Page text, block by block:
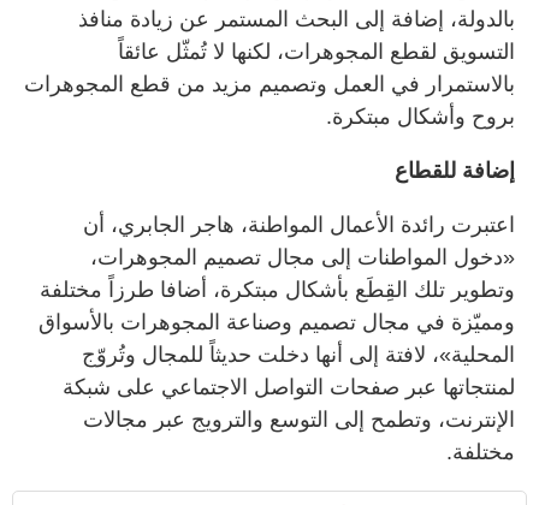
بالدولة، إضافة إلى البحث المستمر عن زيادة منافذ
التسويق لقطع المجوهرات، لكنها لا تُمثّل عائقاً
بالاستمرار في العمل وتصميم مزيد من قطع المجوهرات
بروح وأشكال مبتكرة.
إضافة للقطاع
اعتبرت رائدة الأعمال المواطنة، هاجر الجابري، أن
«دخول المواطنات إلى مجال تصميم المجوهرات،
وتطوير تلك القِطَع بأشكال مبتكرة، أضافا طرزاً مختلفة
ومميّزة في مجال تصميم وصناعة المجوهرات بالأسواق
المحلية»، لافتة إلى أنها دخلت حديثاً للمجال وتُروّج
لمنتجاتها عبر صفحات التواصل الاجتماعي على شبكة
الإنترنت، وتطمح إلى التوسع والترويج عبر مجالات
مختلفة.